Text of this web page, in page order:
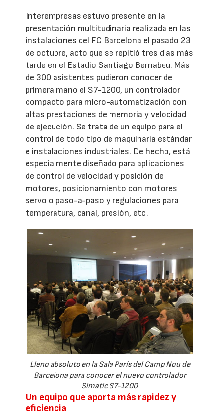
Interempresas estuvo presente en la
presentación multitudinaria realizada en las
instalaciones del FC Barcelona el pasado 23
de octubre, acto que se repitió tres días más
tarde en el Estadio Santiago Bernabeu. Más
de 300 asistentes pudieron conocer de
primera mano el S7-1200, un controlador
compacto para micro-automatización con
altas prestaciones de memoria y velocidad
de ejecución. Se trata de un equipo para el
control de todo tipo de maquinaria estándar
e instalaciones industriales. De hecho, está
especialmente diseñado para aplicaciones
de control de velocidad y posición de
motores, posicionamiento con motores
servo o paso-a-paso y regulaciones para
temperatura, canal, presión, etc.
Lleno absoluto en la Sala París del Camp Nou de
Barcelona para conocer el nuevo controlador
Simatic S7-1200.
Un equipo que aporta más rapidez y
eficiencia